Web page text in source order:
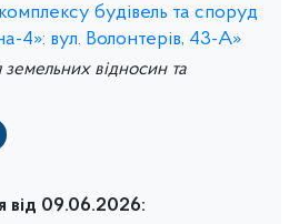
будівель та споруд
4»: вул. Волонтерів, 43-А»
земельних відносин та
від 09.06.2026: